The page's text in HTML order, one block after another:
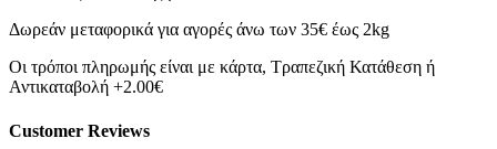
Δωρεάν μεταφορικά για αγορές άνω των 35€ έως 2kg
Οι τρόποι πληρωμής είναι με κάρτα, Τραπεζική Κατάθεση ή
Αντικαταβολή +2.00€
Customer Reviews